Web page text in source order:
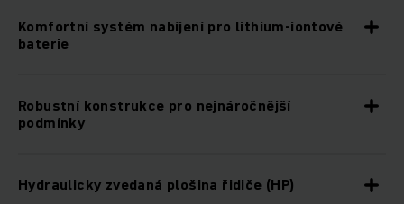
Komfortní systém nabíjení pro lithium-iontové
baterie
Robustní konstrukce pro nejnáročnější
podmínky
Hydraulicky zvedaná plošina řidiče (HP)